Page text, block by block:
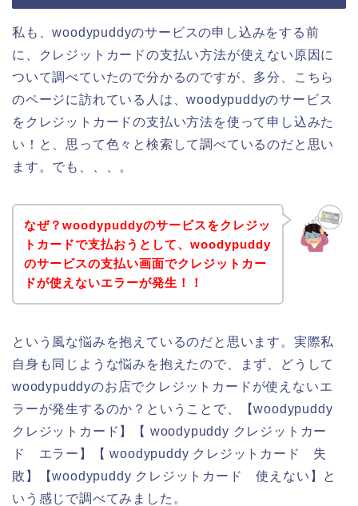
私も、woodypuddyのサービスの申し込みをする前
に、クレジットカードの支払い方法が使えない原因に
ついて調べていたので分かるのですが、多分、こちら
のページに訪れている人は、woodypuddyのサービス
をクレジットカードの支払い方法を使って申し込みた
い！と、思って色々と検索して調べているのだと思い
ます。でも、、、。
なぜ？woodypuddyのサービスをクレジッ
トカードで支払おうとして、woodypuddy
のサービスの支払い画面でクレジットカー
ドが使えないエラーが発生！！
という風な悩みを抱えているのだと思います。実際私
自身も同じような悩みを抱えたので、まず、どうして
woodypuddyのお店でクレジットカードが使えないエ
ラーが発生するのか？ということで、【woodypuddy
クレジットカード】【 woodypuddy クレジットカー
ド エラー】【 woodypuddy クレジットカード 失
敗】【woodypuddy クレジットカード 使えない】と
いう感じで調べてみました。